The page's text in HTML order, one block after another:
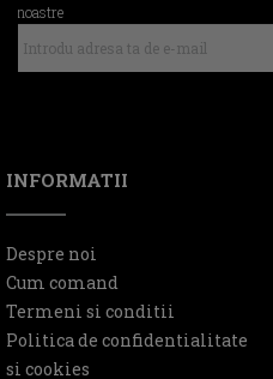
noastre
INFORMATII
Despre noi
Cum comand
Termeni si conditii
Politica de confidentialitate
si cookies